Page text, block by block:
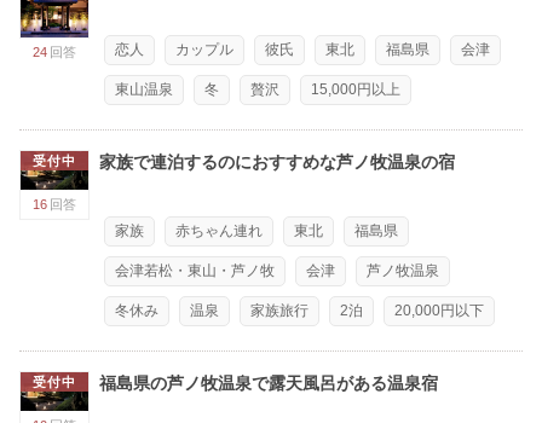
24 回答 恋人 カップル 彼氏 東北 福島県 会津
東山温泉 冬 贅沢 15,000円以上
受付中
16 回答
家族で連泊するのにおすすめな芦ノ牧温泉の宿
家族 赤ちゃん連れ 東北 福島県
会津若松・東山・芦ノ牧 会津 芦ノ牧温泉
冬休み 温泉 家族旅行 2泊 20,000円以下
受付中 福島県の芦ノ牧温泉で露天風呂がある温泉宿